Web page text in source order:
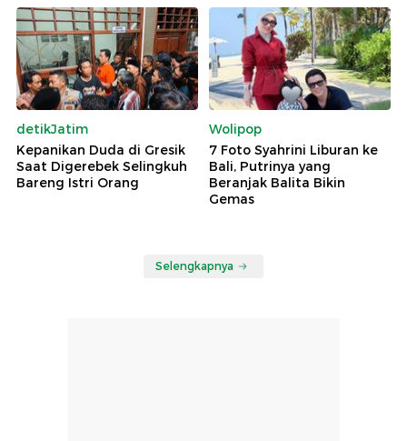
detikJatim
Kepanikan Duda di Gresik
Saat Digerebek Selingkuh
Bareng Istri Orang
Wolipop
7 Foto Syahrini Liburan ke
Bali, Putrinya yang
Beranjak Balita Bikin
Gemas
Selengkapnya